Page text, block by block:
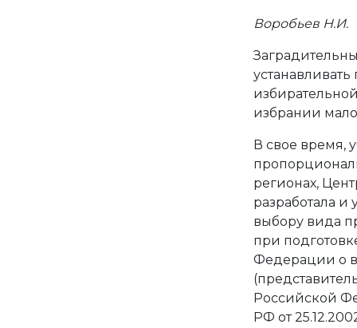
Воробьев Н.И.
избрании
В свое время,
регионах,
разработала
выбору вида
при
Федерации о
Российской
РФ от